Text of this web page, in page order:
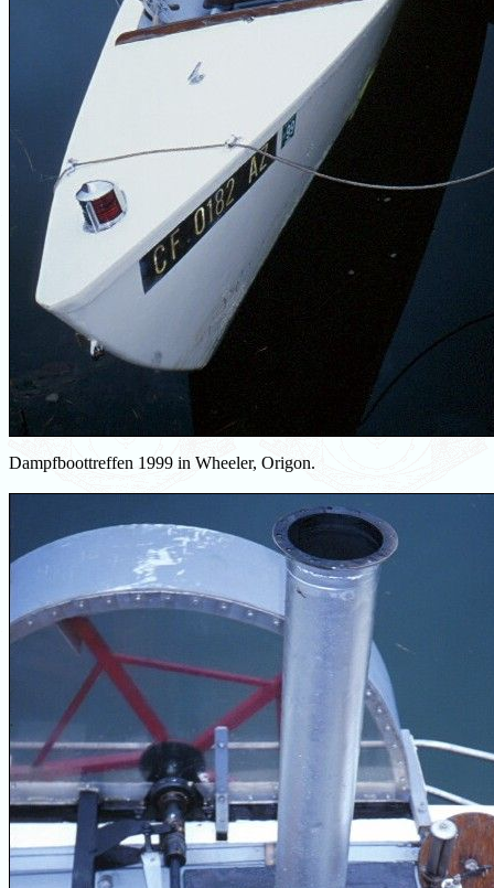
Dampfboottreffen 1999 in Wheeler, Origon.